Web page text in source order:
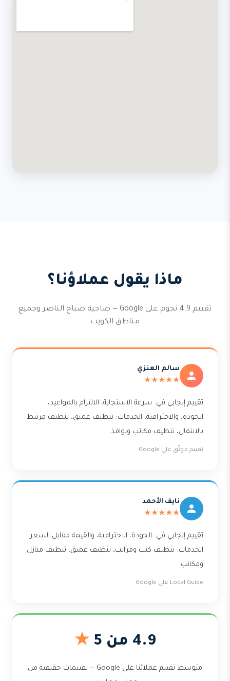
ماذا يقول عملاؤنا؟
تقييم 4.9 نجوم على Google — ضاحية صباح الناصر وجميع
مناطق الكويت
سالم العنزي
★★★★★
تقييم إيجابي في: سرعة الاستجابة، الالتزام بالمواعيد،
الجودة، والاحترافية. الخدمات: تنظيف عميق، تنظيف مرتبط
بالانتقال، تنظيف مكاتب ونوافذ.
تقييم موثّق على Google
نايف الأحمد
★★★★★
تقييم إيجابي في: الجودة، الاحترافية، والقيمة مقابل السعر.
الخدمات: تنظيف كنب ومراتب، تنظيف عميق، تنظيف منازل
ومكاتب.
Local Guide على Google
4.9 من 5 ★
متوسط تقييم عملائنا على Google — تقييمات حقيقية من